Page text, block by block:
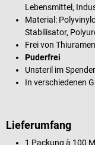
Lebensmittel,
Material:
Stabilisator,
Frei von Thiuramen
Puderfrei
Unsteril im
In verschiedenen
Lieferumfang
1 Packung à 100